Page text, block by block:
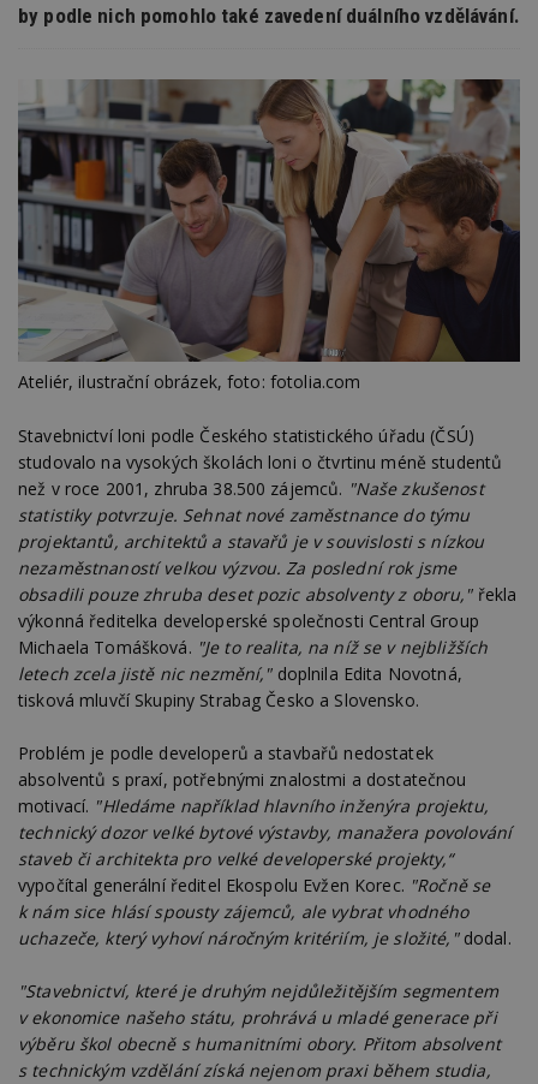
by podle nich pomohlo také zavedení duálního vzdělávání.
Ateliér, ilustrační obrázek, foto: fotolia.com
Stavebnictví loni podle Českého statistického úřadu (ČSÚ)
studovalo na vysokých školách loni o čtvrtinu méně studentů
než v roce 2001, zhruba 38.500 zájemců. "Naše zkušenost
statistiky potvrzuje. Sehnat nové zaměstnance do týmu
projektantů, architektů a stavařů je v souvislosti s nízkou
nezaměstnaností velkou výzvou. Za poslední rok jsme
obsadili pouze zhruba deset pozic absolventy z oboru,"řekla
výkonná ředitelka developerské společnosti Central Group
Michaela Tomášková. "Je to realita, na níž se v nejbližších
letech zcela jistě nic nezmění,"doplnila Edita Novotná,
tisková mluvčí Skupiny Strabag Česko a Slovensko.
Problém je podle developerů a stavbařů nedostatek
absolventů s praxí, potřebnými znalostmi a dostatečnou
motivací. "Hledáme například hlavního inženýra projektu,
technický dozor velké bytové výstavby, manažera povolování
staveb či architekta pro velké developerské projekty,“
vypočítal generální ředitel Ekospolu Evžen Korec. "Ročně se
k nám sice hlásí spousty zájemců, ale vybrat vhodného
uchazeče, který vyhoví náročným kritériím, je složité,"dodal.
"Stavebnictví, které je druhým nejdůležitějším segmentem
v ekonomice našeho státu, prohrává u mladé generace při
výběru škol obecně s humanitními obory. Přitom absolvent
s technickým vzdělání získá nejenom praxi během studia,